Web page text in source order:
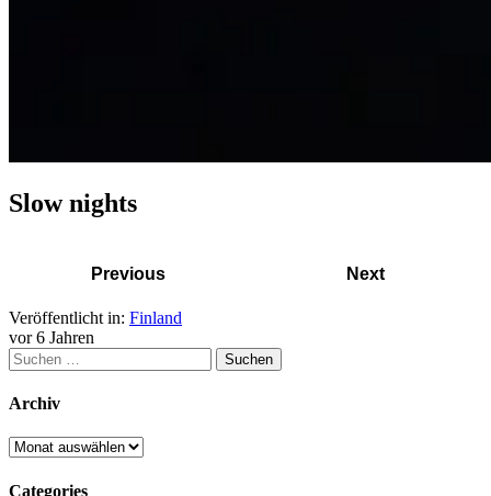
Slow nights
Previous Next
Veröffentlicht in: Finland
vor 6 Jahren
Suchen
nach:
Archiv
Archiv
Categories